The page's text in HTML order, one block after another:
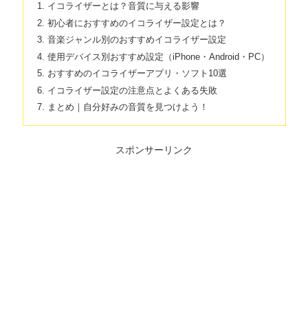
イコライザーとは？音質に与える影響
初心者におすすめのイコライザー設定とは？
音楽ジャンル別のおすすめイコライザー設定
使用デバイス別おすすめ設定（iPhone・Android・PC）
おすすめのイコライザーアプリ・ソフト10選
イコライザー設定の注意点とよくある失敗
まとめ｜自分好みの音質を見つけよう！
スポンサーリンク